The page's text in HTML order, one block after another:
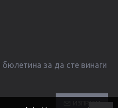
за да сте винаги
ИЗПРАТИ